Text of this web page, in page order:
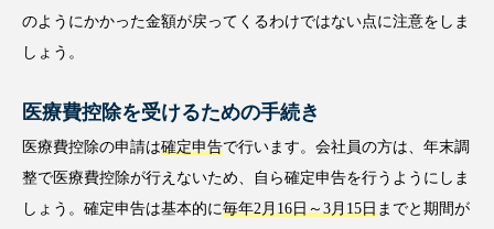
のようにかかった金額が戻ってくるわけではない点に注意をしま
しょう。
医療費控除を受けるための手続き
医療費控除の申請は確定申告で行います。会社員の方は、年末調
整で医療費控除が行えないため、自ら確定申告を行うようにしま
しょう。確定申告は基本的に毎年2月16日～3月15日 までと期間が